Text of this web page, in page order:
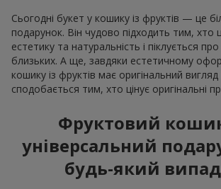
Сьогодні букет у кошику із фруктів — це
подарунок. Він чудово підходить тим, хто
естетику та натуральність і піклується
близьких. А ще, завдяки естетичному
кошику із фруктів має оригінальний вигляд
сподобається тим, хто цінує оригінальні
Фруктовий
універсальний
будь-який